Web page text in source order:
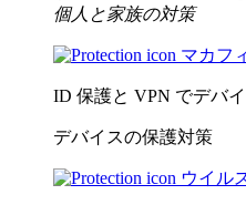
個人と家族の対策
マカフ
ID 保護と VPN でデバ
デバイスの保護対策
ウイル